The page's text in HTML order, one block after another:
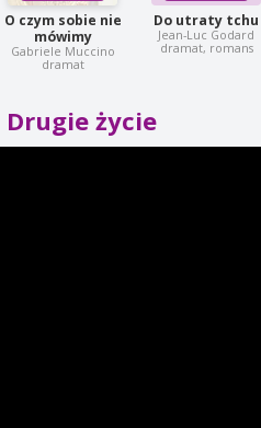
O czym sobie nie
mówimy
Gabriele Muccino
dramat
Do utraty tchu
Jean-Luc Godard
dramat, romans
Drugie życie